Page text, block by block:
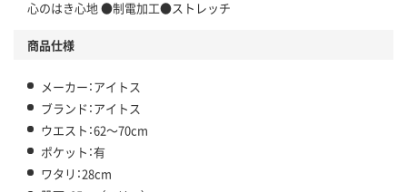
心のはき心地 ●制電加工●ストレッチ
商品仕様
メーカー：アイトス
ブランド：アイトス
ウエスト：62～70cm
ポケット：有
ワタリ：28cm